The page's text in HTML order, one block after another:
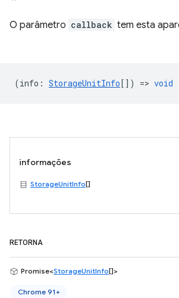
O parâmetro callback tem esta
(info : StorageUnitInfo[]) => void
informações
StorageUnitInfo[]
RETORNA
Promise<StorageUnitInfo[]>
Chrome 91+